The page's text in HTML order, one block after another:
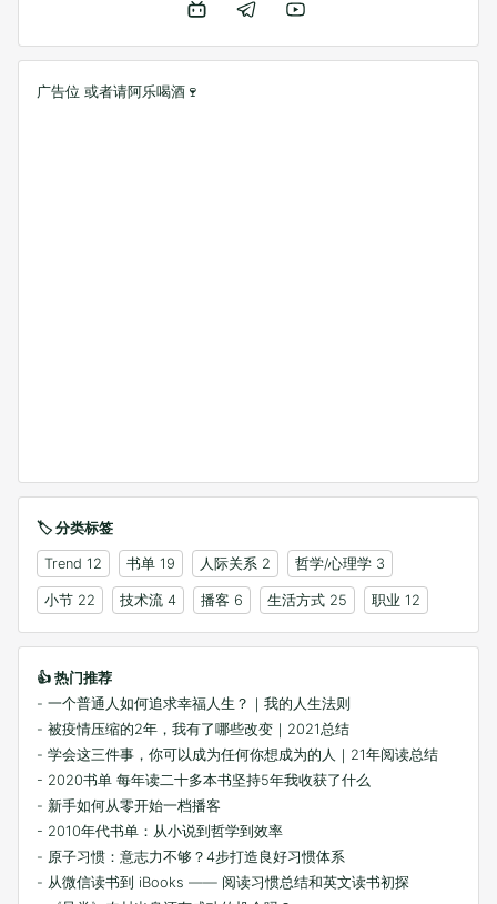
广告位 或者请阿乐喝酒🍷
🏷️ 分类标签
Trend 12 书单 19 人际关系 2 哲学/心理学 3
小节 22 技术流 4 播客 6 生活方式 25 职业 12
👍 热门推荐
- 一个普通人如何追求幸福人生？｜我的人生法则
- 被疫情压缩的2年，我有了哪些改变｜2021总结
- 学会这三件事，你可以成为任何你想成为的人｜21年阅读总结
- 2020书单 每年读二十多本书坚持5年我收获了什么
- 新手如何从零开始一档播客
- 2010年代书单：从小说到哲学到效率
- 原子习惯：意志力不够？4步打造良好习惯体系
- 从微信读书到 iBooks —— 阅读习惯总结和英文读书初探